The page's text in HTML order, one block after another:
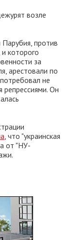
возле
против
которого
за
арестовали по
не
репрессиями. Он
, что "украинская
от "НУ-